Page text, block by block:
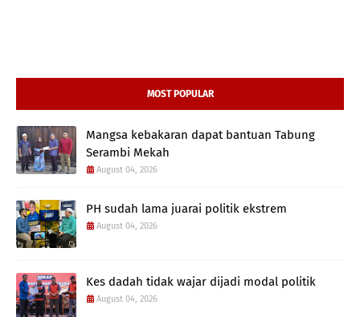
MOST POPULAR
Mangsa kebakaran dapat bantuan Tabung
Serambi Mekah
August 04, 2026
PH sudah lama juarai politik ekstrem
August 04, 2026
Kes dadah tidak wajar dijadi modal politik
August 04, 2026